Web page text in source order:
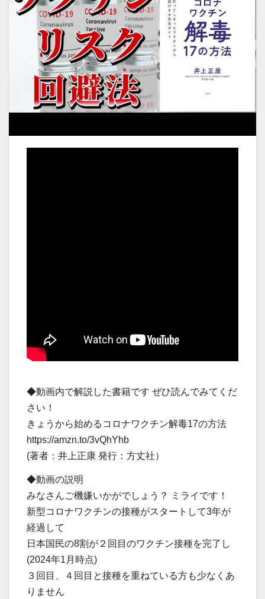
◆動画内で解説した書籍です ぜひ読んでみてくだ
さい！
きょうから始めるコロナワクチン解毒17の方法
https://amzn.to/3vQhYhb
(著者：井上正康 発行：方丈社）
◆動画の説明
みなさんご機嫌いかがでしょう？ ミライです！
新型コロナワクチンの接種がスタートして3年が
経過して
日本国民の8割が２回目のワクチン接種を完了し
(2024年1月時点)
３回目、４回目と接種を重ねている方も少なくあ
りません